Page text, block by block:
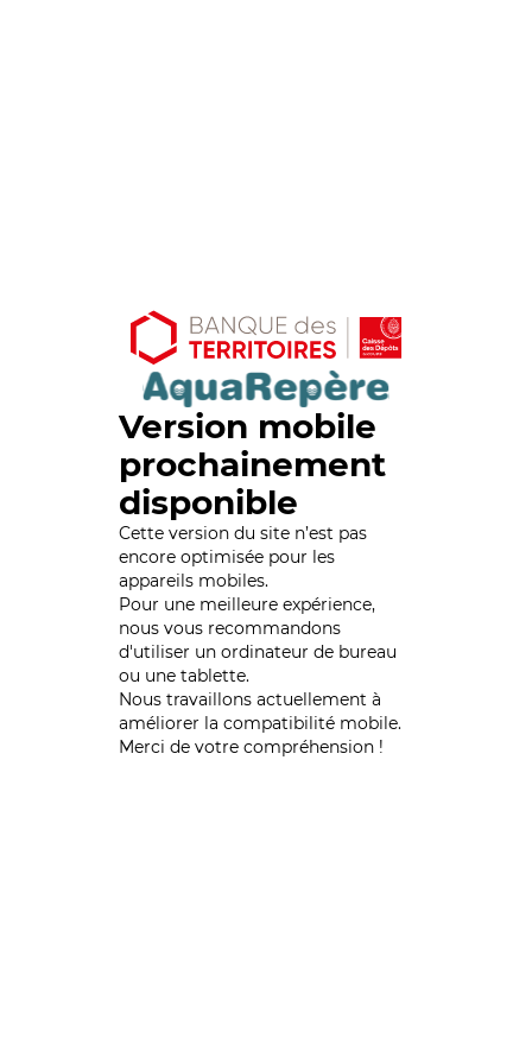
Version mobile
prochainement
disponible
Cette version du site n’est pas
encore optimisée pour les
appareils mobiles.
Pour une meilleure expérience,
nous vous recommandons
d'utiliser un ordinateur de bureau
ou une tablette.
Nous travaillons actuellement à
améliorer la compatibilité mobile.
Merci de votre compréhension !